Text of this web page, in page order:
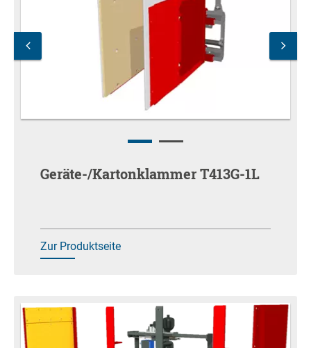
Geräte-/Kartonklammer T413G-1L
Zur Produktseite